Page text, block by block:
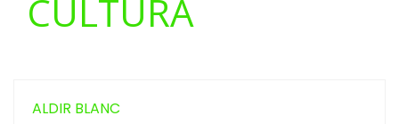
CULTURA
ALDIR BLANC